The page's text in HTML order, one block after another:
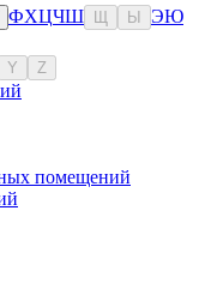
ФХЦЧШ Ы ЭЮ
Y Z
помещений